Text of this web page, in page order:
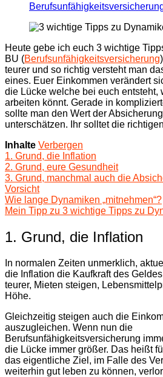
Heute gebe ich euch 3 wichtige
BU (Berufsunfähigkeitsversicherung
teurer und so richtig versteht man
eines. Euer Einkommen verändert
die Lücke welche bei euch entsteht,
arbeiten könnt. Gerade in
sollte man den Wert der
unterschätzen. Ihr solltet die
Inhalte Verbergen
1. Grund, die Inflation
2. Grund, eure Gesundheit
3. Grund, manchmal auch die
Vorsicht
Wie lange Dynamiken „mitnehmen“?
Mein Tipp zu 3 wichtige Tipps zu
1. Grund, die Inflation
In normalen Zeiten unmerklich,
die Inflation die Kaufkraft des
teurer, Mieten steigen,
Höhe.
Gleichzeitig steigen auch die
auszugleichen. Wenn nun die
Berufsunfähigkeitsversicherung
die Lücke immer größer. Das heißt
das eigentliche Ziel, im Falle des
weiterhin gut leben zu können,